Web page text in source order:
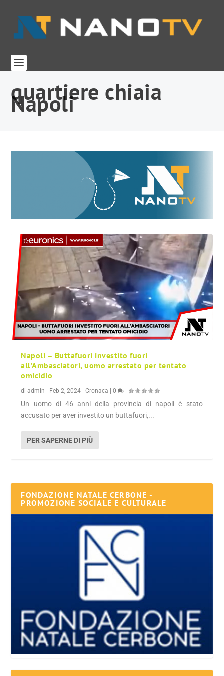
quartiere chiaia
Napoli
Napoli – Buttafuori investito fuori
all’Ambasciatori, uomo arrestato per tentato
omicidio
diadmin Feb 2, 2024 |Cronaca |0 |
Un uomo di 46 anni della provincia di napoli è stato
accusato per aver investito un buttafuori,...
PER SAPERNE DI PIÙ
FONDAZIONE NATALE CERBONE -
PROMOZIONE SOCIALE E CULTURALE